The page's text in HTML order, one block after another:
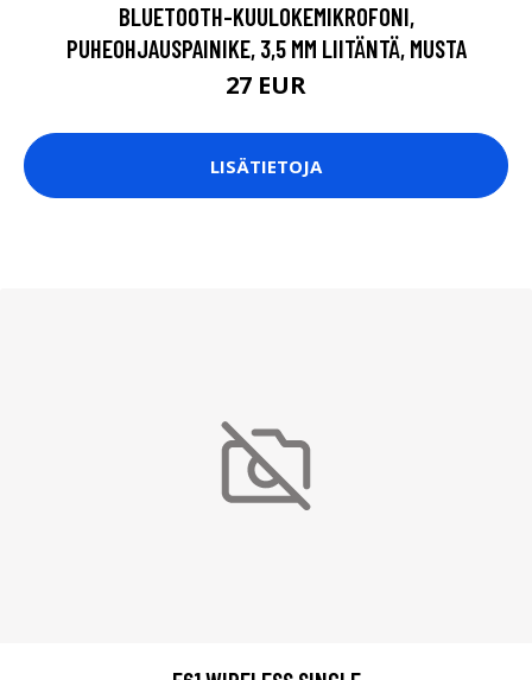
BLUETOOTH-KUULOKEMIKROFONI,
PUHEOHJAUSPAINIKE, 3,5 MM LIITÄNTÄ, MUSTA
27 EUR
LISÄTIETOJA